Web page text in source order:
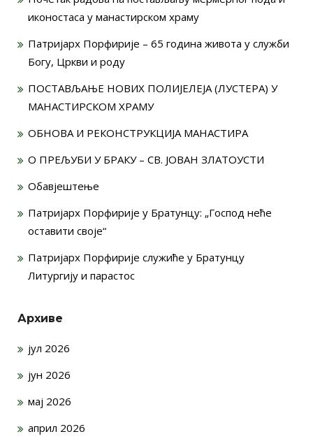
иконостаса у манастирском храму
Патријарх Порфирије – 65 година живота у служби
Богу, Цркви и роду
ПОСТАВЉАЊЕ НОВИХ ПОЛИЈЕЛЕЈА (ЛУСТЕРА) У
МАНАСТИРСКОМ ХРАМУ
ОБНОВА И РЕКОНСТРУКЦИЈА МАНАСТИРА
О ПРЕЉУБИ У БРАКУ – СВ. ЈОВАН ЗЛАТОУСТИ
Обавјештење
Патријарх Порфирије у Братунцу: „Господ неће
оставити своје“
Патријарх Порфирије служиће у Братунцу
Литургију и парастос
Архиве
јул 2026
јун 2026
мај 2026
април 2026